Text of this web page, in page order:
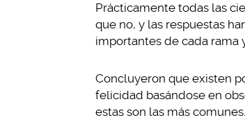
Prácticamente todas las
que no, y las respuestas
importantes de cada rama
Concluyeron que existen
felicidad basándose en
estas son las más comunes.